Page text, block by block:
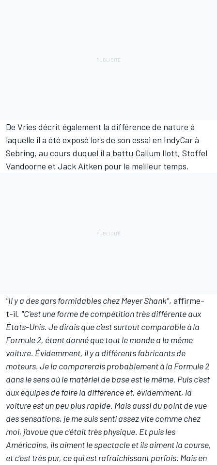
De Vries décrit également la différence de nature à
laquelle il a été exposé lors de son essai en IndyCar à
Sebring, au cours duquel il a battu Callum Ilott, Stoffel
Vandoorne et Jack Aitken pour le meilleur temps.
"Il y a des gars formidables chez Meyer Shank", affirme-
t-il. "C'est une forme de compétition très différente aux
États-Unis. Je dirais que c'est surtout comparable à la
Formule 2, étant donné que tout le monde a la même
voiture. Évidemment, il y a différents fabricants de
moteurs. Je la comparerais probablement à la Formule 2
dans le sens où le matériel de base est le même. Puis c'est
aux équipes de faire la différence et, évidemment, la
voiture est un peu plus rapide. Mais aussi du point de vue
des sensations, je me suis senti assez vite comme chez
moi, j'avoue que c'était très physique. Et puis les
Américains, ils aiment le spectacle et ils aiment la course,
et c'est très pur, ce qui est rafraîchissant parfois. Mais en